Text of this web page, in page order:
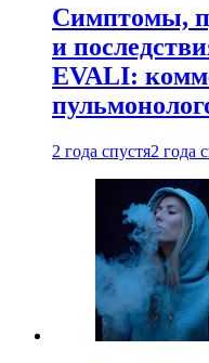
Симптомы,
и
EVALI:
2 года спустя2 года